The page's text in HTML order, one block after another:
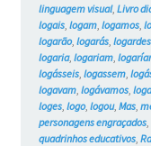
linguagem visual, Livro
logais, logam, logamos,
logarão, logarás, logardes,
logaria, logariam,
logásseis, logassem,
logavam, logávamos,
loges, logo, logou, Mas,
personagens engraçados,
quadrinhos educativos,